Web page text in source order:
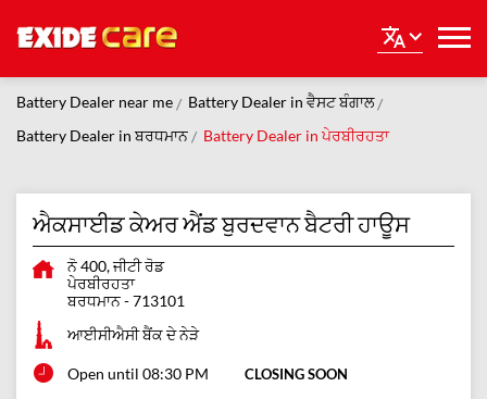
Battery Dealer near me
Battery Dealer in ਵੈਸਟ ਬੰਗਾਲ
Battery Dealer in ਬਰਧਮਾਨ
Battery Dealer in ਪੇਰਬੀਰਹਤਾ
ਐਕਸਾਈਡ ਕੇਅਰ ਐਂਡ ਬੁਰਦਵਾਨ ਬੈਟਰੀ ਹਾਊਸ
ਨੋ 400, ਜੀਟੀ ਰੋਡ
ਪੇਰਬੀਰਹਤਾ
ਬਰਧਮਾਨ-713101
ਆਈਸੀਐਸੀ ਬੈਂਕ ਦੇ ਨੇੜੇ
Open until 08:30 PM CLOSING SOON